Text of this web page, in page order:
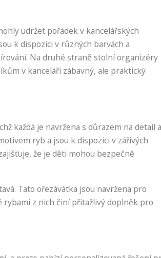
udržet pořádek v kancelářských
k dispozici v různých barvách a
Na druhé straně stolní organizéry
v kanceláři zábavný, ale praktický
každá je navržena s důrazem na detail a
ryb a jsou k dispozici v zářivých
že je děti mohou bezpečně
Tato ořezávátka jsou navržena pro
rybami z nich činí přitažlivý doplněk pro